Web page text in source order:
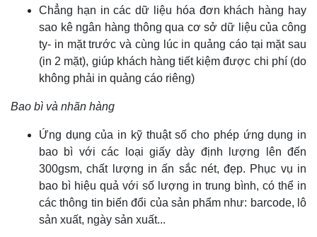
Chẳng hạn in các dữ liệu hóa đơn khách hàng hay
sao kê ngân hàng thông qua cơ sở dữ liệu của công
ty- in mặt trước và cùng lúc in quảng cáo tại mặt sau
(in 2 mặt), giúp khách hàng tiết kiệm được chi phí (do
không phải in quảng cáo riêng)
Bao bì và nhãn hàng
Ứng dụng của in kỹ thuật số cho phép ứng dụng in
bao bì với các loại giấy dày định lượng lên đến
300gsm, chất lượng in ấn sắc nét, đẹp. Phục vụ in
bao bì hiệu quả với số lượng in trung bình, có thể in
các thông tin biến đổi của sản phẩm như: barcode, lô
sản xuất, ngày sản xuất...